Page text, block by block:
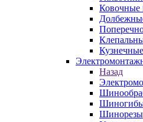
Ковочные
Назад
Шинорезы